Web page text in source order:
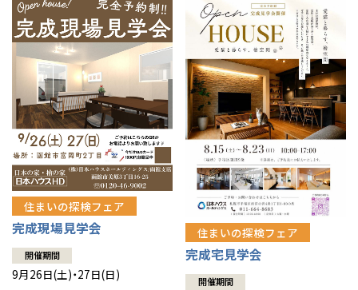
住まいの探検フェア
完成現場見学会
開催期間
9月26日(土)・27日(日)
住まいの探検フェア
完成宅見学会
開催期間